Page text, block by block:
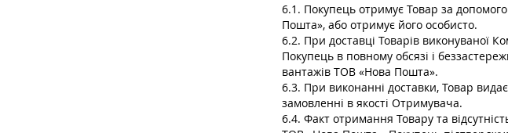
6.1. Покупець отримує Товар за
Пошта», або отримує його особисто.
6.2. При доставці Товарів виконуваної
Покупець в повному обсязі і
вантажів ТОВ «Нова Пошта».
6.3. При виконанні доставки, Товар
замовленні в якості Отримувача.
6.4. Факт отримання Товару та